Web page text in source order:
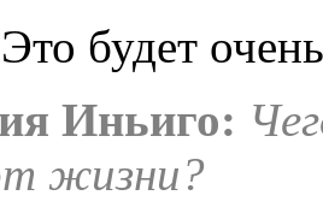
Это будет
Иньиго:
жизни?